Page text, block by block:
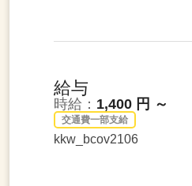
給与
時給： 1,400 円 ～
交通費一部支給
kkw_bcov2106